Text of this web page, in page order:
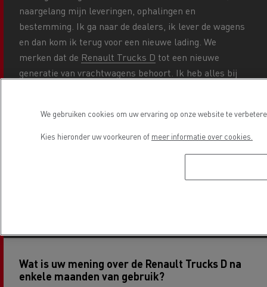
naargelang mijn leveringen, ophalingen en
bestemming. Ik ga naar de dealers, ik lever de wagens
en dan kom ik terug voor een nieuwe lading. We
merken dat de Renault Trucks D tot een nieuwe
generatie van vrachtwagens behoort. Ik heb alles bij
en heeft een comfortabel bed. Ze biedt ook heel wat
bewegingsvrijheid en het zicht rondom en de
mogelijke gevaren op de weg. Hij leent zich perfect
Wat is uw mening over de Renault Trucks D na
enkele maanden van gebruik?
We gebruiken cookies om uw ervaring op onze website te
Kies hieronder uw voorkeuren of meer informatie over cookies.